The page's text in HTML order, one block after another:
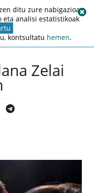
Zelai
ditu zure nabigazioa
eta analisi estatistikoak
kontsultatu hemen.